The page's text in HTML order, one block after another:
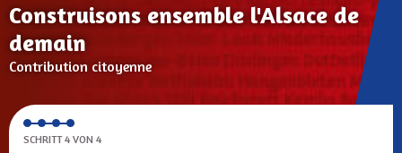
Construisons ensemble l'Alsace de
demain
Contribution citoyenne
SCHRITT 4 VON 4